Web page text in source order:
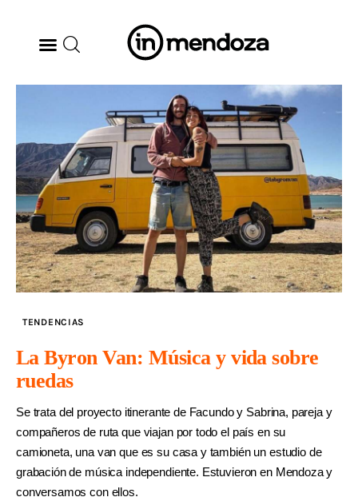
BODEGAS
GASTRONOMÍA
ARTE & CULTURA
MÚSICA
DÓNDE IR
TENDENCIAS
ARQ & DISEÑO
TENDENCIAS
La Byron Van: Música y vida sobre
ruedas
Se trata del proyecto itinerante de Facundo y Sabrina, pareja y
compañeros de ruta que viajan por todo el país en su
camioneta, una van que es su casa y también un estudio de
grabación de música independiente. Estuvieron en Mendoza y
conversamos con ellos.